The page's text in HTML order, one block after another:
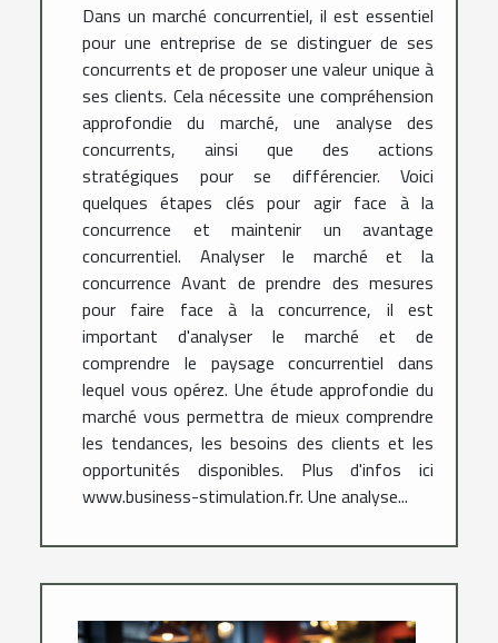
Dans un marché concurrentiel, il est essentiel
pour une entreprise de se distinguer de ses
concurrents et de proposer une valeur unique à
ses clients. Cela nécessite une compréhension
approfondie du marché, une analyse des
concurrents, ainsi que des actions
stratégiques pour se différencier. Voici
quelques étapes clés pour agir face à la
concurrence et maintenir un avantage
concurrentiel. Analyser le marché et la
concurrence Avant de prendre des mesures
pour faire face à la concurrence, il est
important d'analyser le marché et de
comprendre le paysage concurrentiel dans
lequel vous opérez. Une étude approfondie du
marché vous permettra de mieux comprendre
les tendances, les besoins des clients et les
opportunités disponibles. Plus d'infos ici
www.business-stimulation.fr. Une analyse...